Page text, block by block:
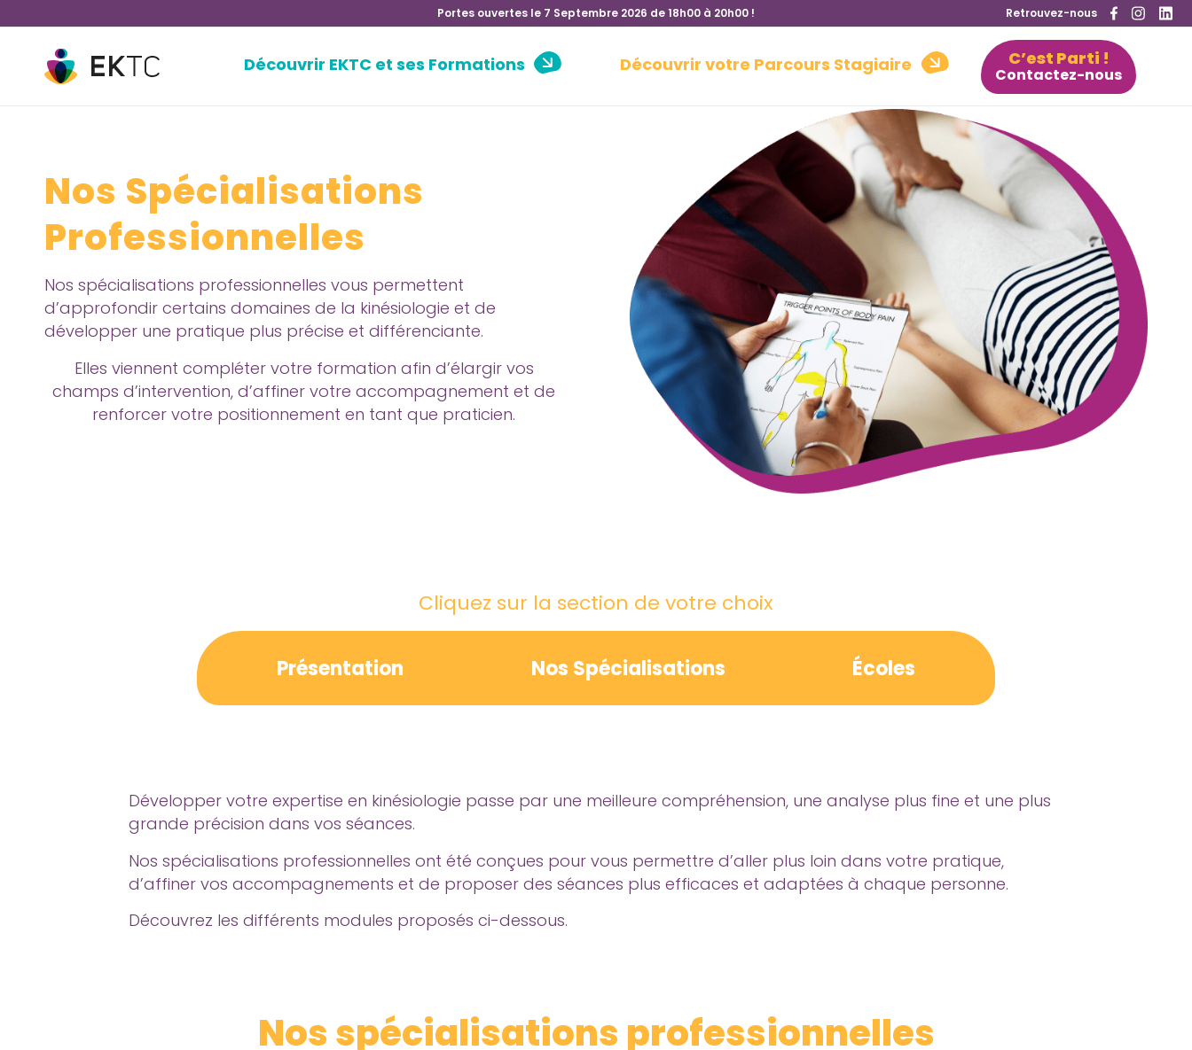
Portes ouvertes le 7 Septembre 2026 de 18h00 à 20h00 ! Retrouvez-nous
Découvrir EKTC et ses Formations Découvrir votre Parcours Stagiaire C’est Parti !
Contactez-nous
Nos Spécialisations
Professionnelles
Nos spécialisations professionnelles vous permettent
d’approfondir certains domaines de la kinésiologie et de
développer une pratique plus précise et différenciante.
Elles viennent compléter votre formation afin d’élargir vos
champs d’intervention, d’affiner votre accompagnement et de
renforcer votre positionnement en tant que praticien.
Cliquez sur la section de votre choix
Présentation Nos Spécialisations Écoles
Développer votre expertise en kinésiologie passe par une meilleure compréhension, une analyse plus fine et une plus
grande précision dans vos séances.
Nos spécialisations professionnelles ont été conçues pour vous permettre d’aller plus loin dans votre pratique,
d’affiner vos accompagnements et de proposer des séances plus efficaces et adaptées à chaque personne.
Découvrez les différents modules proposés ci-dessous.
Nos spécialisations professionnelles